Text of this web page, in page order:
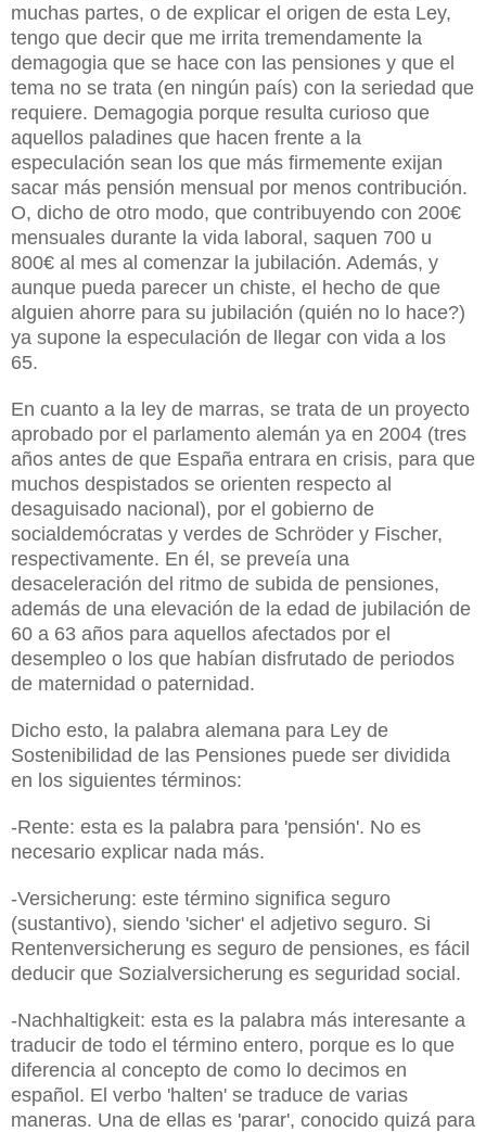
muchas partes, o de explicar el origen de esta Ley,
tengo que decir que me irrita tremendamente la
demagogia que se hace con las pensiones y que el
tema no se trata (en ningún país) con la seriedad que
requiere. Demagogia porque resulta curioso que
aquellos paladines que hacen frente a la
especulación sean los que más firmemente exijan
sacar más pensión mensual por menos contribución.
O, dicho de otro modo, que contribuyendo con 200€
mensuales durante la vida laboral, saquen 700 u
800€ al mes al comenzar la jubilación. Además, y
aunque pueda parecer un chiste, el hecho de que
alguien ahorre para su jubilación (quién no lo hace?)
ya supone la especulación de llegar con vida a los
65.
En cuanto a la ley de marras, se trata de un proyecto
aprobado por el parlamento alemán ya en 2004 (tres
años antes de que España entrara en crisis, para que
muchos despistados se orienten respecto al
desaguisado nacional), por el gobierno de
socialdemócratas y verdes de Schröder y Fischer,
respectivamente. En él, se preveía una
desaceleración del ritmo de subida de pensiones,
además de una elevación de la edad de jubilación de
60 a 63 años para aquellos afectados por el
desempleo o los que habían disfrutado de periodos
de maternidad o paternidad.
Dicho esto, la palabra alemana para Ley de
Sostenibilidad de las Pensiones puede ser dividida
en los siguientes términos:
-Rente: esta es la palabra para 'pensión'. No es
necesario explicar nada más.
-Versicherung: este término significa seguro
(sustantivo), siendo 'sicher' el adjetivo seguro. Si
Rentenversicherung es seguro de pensiones, es fácil
deducir que Sozialversicherung es seguridad social.
-Nachhaltigkeit: esta es la palabra más interesante a
traducir de todo el término entero, porque es lo que
diferencia al concepto de como lo decimos en
español. El verbo 'halten' se traduce de varias
maneras. Una de ellas es 'parar', conocido quizá para